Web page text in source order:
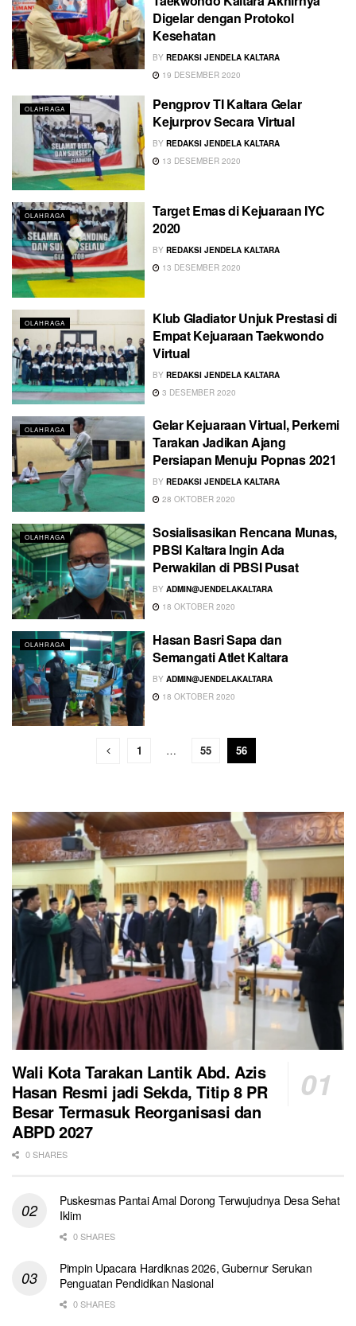
Digelar dengan Protokol
Kesehatan
BY REDAKSI JENDELA KALTARA
19 DESEMBER 2020
OLAHRAGA
Pengprov TI Kaltara Gelar
Kejurprov Secara Virtual
BY REDAKSI JENDELA KALTARA
13 DESEMBER 2020
OLAHRAGA
Target Emas di Kejuaraan IYC
2020
BY REDAKSI JENDELA KALTARA
13 DESEMBER 2020
OLAHRAGA
Klub Gladiator Unjuk Prestasi di
Empat Kejuaraan Taekwondo
Virtual
BY REDAKSI JENDELA KALTARA
3 DESEMBER 2020
OLAHRAGA
Gelar Kejuaraan Virtual, Perkemi
Tarakan Jadikan Ajang
Persiapan Menuju Popnas 2021
BY REDAKSI JENDELA KALTARA
28 OKTOBER 2020
OLAHRAGA
Sosialisasikan Rencana Munas,
PBSI Kaltara Ingin Ada
Perwakilan di PBSI Pusat
BY ADMIN@JENDELAKALTARA
18 OKTOBER 2020
OLAHRAGA
Hasan Basri Sapa dan
Semangati Atlet Kaltara
BY ADMIN@JENDELAKALTARA
18 OKTOBER 2020
1 … 55 56
Wali Kota Tarakan Lantik Abd. Azis
Hasan Resmi jadi Sekda, Titip 8 PR
Besar Termasuk Reorganisasi dan
ABPD 2027
0 SHARES
Puskesmas Pantai Amal Dorong Terwujudnya Desa Sehat
Iklim
0 SHARES
Pimpin Upacara Hardiknas 2026, Gubernur Serukan
Penguatan Pendidikan Nasional
0 SHARES